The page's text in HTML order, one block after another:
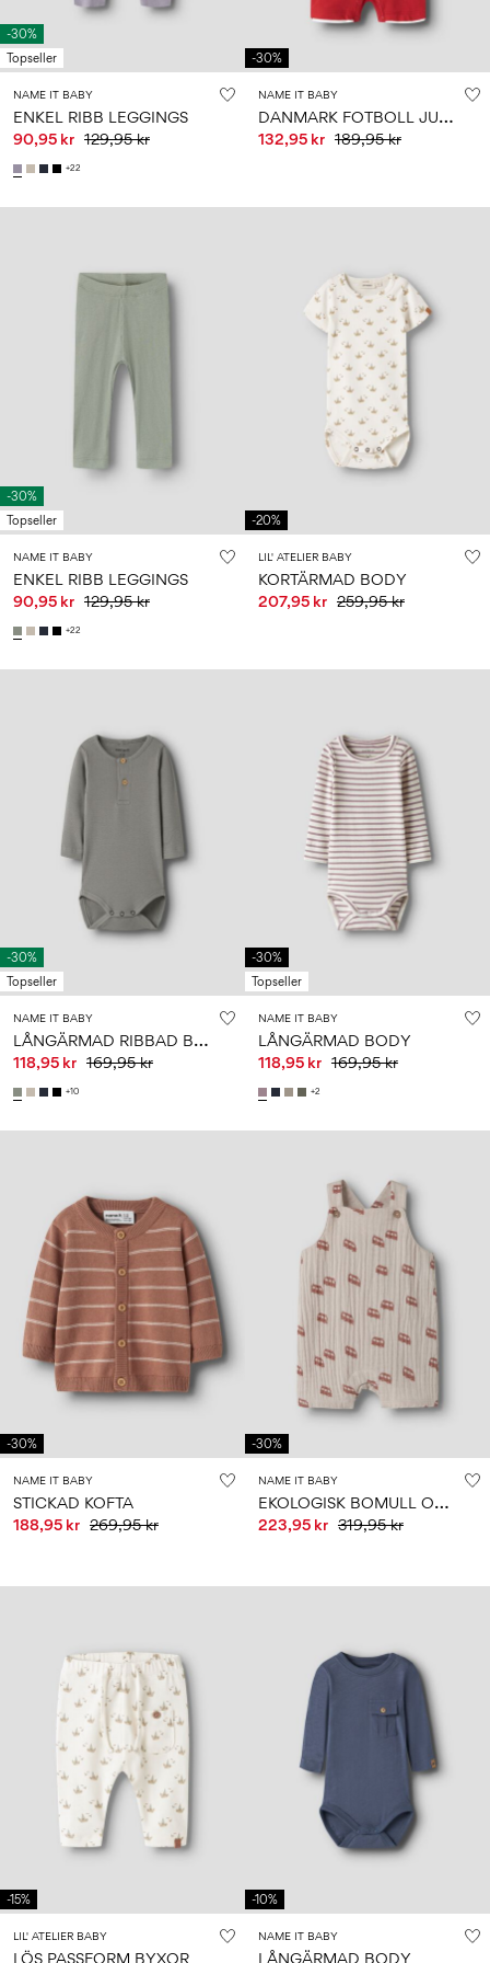
-30%
Topseller
NAME IT BABY
ENKEL RIBB LEGGINGS
90,95 kr 129,95 kr
+22
-30%
NAME IT BABY
D
ANMARK FOTBOLL JUMPSUIT
132,95 kr 189,95 kr
-30%
Topseller
NAME IT BABY
ENKEL RIBB LEGGINGS
90,95 kr 129,95 kr
+22
-20%
LIL' ATELIER BABY
KORTÄRMAD BODY
207,95 kr 259,95 kr
-30%
Topseller
NAME IT BABY
L
ÅNGÄRMAD RIBBAD BODY
118,95 kr 169,95 kr
+10
-30%
Topseller
NAME IT BABY
LÅNGÄRMAD BODY
118,95 kr 169,95 kr
+2
-30%
NAME IT BABY
STICKAD KOFTA
188,95 kr 269,95 kr
-30%
NAME IT BABY
E
KOLOGISK BOMULL OVERALLER
223,95 kr 319,95 kr
-15%
LIL' ATELIER BABY
LÖS PASSFORM BYXOR
-10%
NAME IT BABY
LÅNGÄRMAD BODY